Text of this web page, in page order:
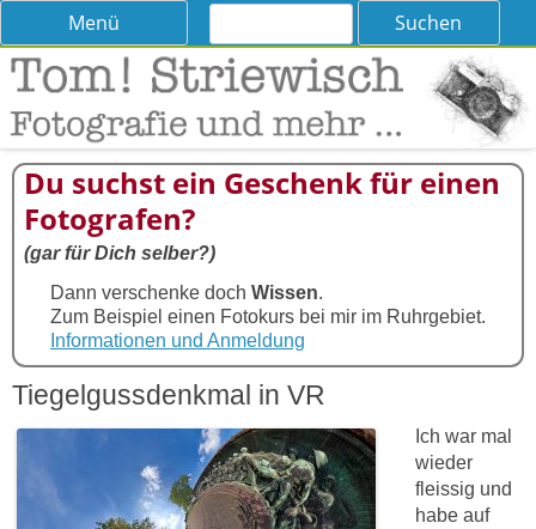
Tom! Striewisch – Fotografieren
lernen
Tipps und Tricks und Meinungen zur Fotografie
Menü
Skip
content
Suchen
Du suchst ein Geschenk für einen
Fotografen?
(gar für Dich selber?)
Dann verschenke doch Wissen.
Zum Beispiel einen Fotokurs bei mir im Ruhrgebiet.
Informationen und Anmeldung
Tiegelgussdenkmal in VR
Ich war mal
wieder
fleissig und
habe auf